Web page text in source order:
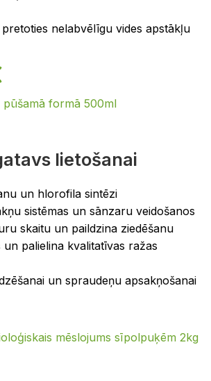
nelabvēlīgu vides apstākļu
lietošanai
un hlorofila sintēzi
sistēmas un sānzaru veidošanos
skaitu un paildzina ziedēšanu
palielina kvalitatīvas ražas
un spraudeņu apsakņošanai